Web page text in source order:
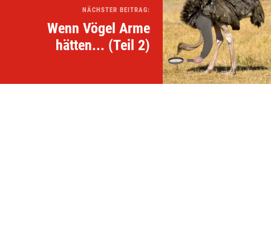
NÄCHSTER BEITRAG:
Wenn Vögel Arme
hätten... (Teil 2)